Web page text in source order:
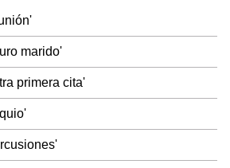
marido'
primera cita'